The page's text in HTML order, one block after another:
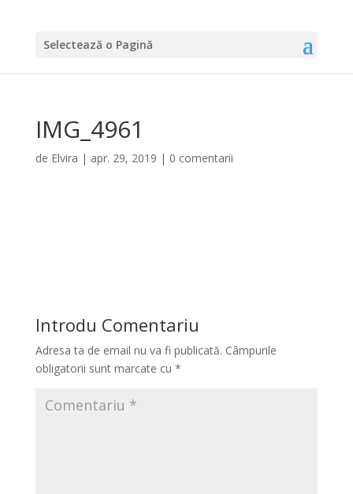
Selectează o Pagină
IMG_4961
de Elvira | apr. 29, 2019 | 0 comentarii
Introdu Comentariu
Adresa ta de email nu va fi publicată. Câmpurile
obligatorii sunt marcate cu *